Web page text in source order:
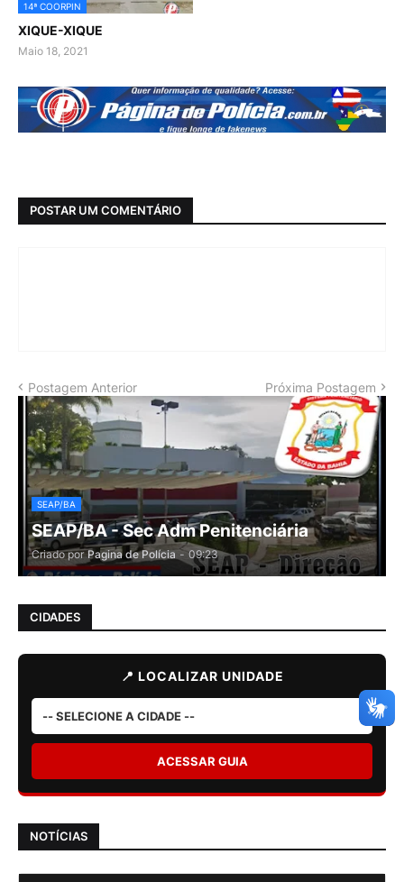
14ª COORPIN
XIQUE-XIQUE
Maio 18, 2021
POSTAR UM COMENTÁRIO
Postagem Anterior Próxima Postagem
SEAP/BA
SEAP/BA - Sec Adm Penitenciária
Criado por Pagina de Polícia - 09:23
CIDADES
📍 LOCALIZAR UNIDADE
ACESSAR GUIA
NOTÍCIAS